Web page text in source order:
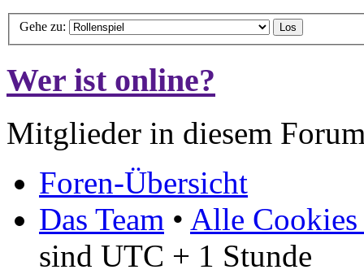
Gehe zu:
Wer ist online?
Mitglieder in diesem
Foren-Übersicht
Das Team • Alle Cookies
sind UTC + 1 Stunde